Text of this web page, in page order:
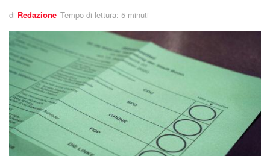
di Redazione Tempo di lettura: 5 minuti